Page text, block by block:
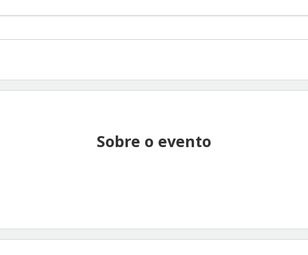
Sobre o evento